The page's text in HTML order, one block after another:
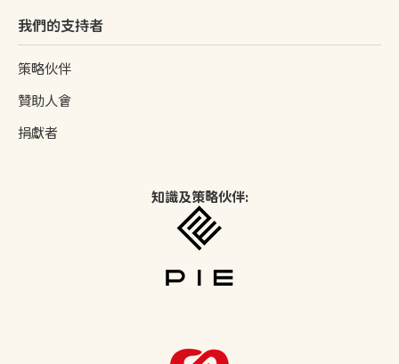
我們的支持者
策略伙伴
贊助人會
捐獻者
知識及策略伙伴: